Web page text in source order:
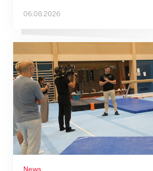
06.08.2026
News
Mit klaren Zielen nach Zagreb